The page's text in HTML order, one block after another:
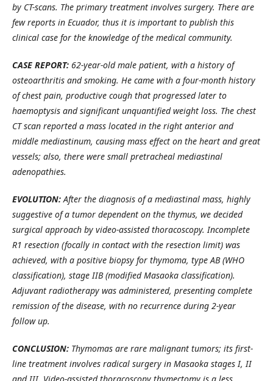
by CT-scans. The primary treatment involves surgery. There are
few reports in Ecuador, thus it is important to publish this
clinical case for the knowledge of the medical community.
CASE REPORT: 62-year-old male patient, with a history of
osteoarthritis and smoking. He came with a four-month history
of chest pain, productive cough that progressed later to
haemoptysis and significant unquantified weight loss. The chest
CT scan reported a mass located in the right anterior and
middle mediastinum, causing mass effect on the heart and great
vessels; also, there were small pretracheal mediastinal
adenopathies.
EVOLUTION:After the diagnosis of a mediastinal mass, highly
suggestive of a tumor dependent on the thymus, we decided
surgical approach by video-assisted thoracoscopy. Incomplete
R1 resection (focally in contact with the resection limit) was
achieved, with a positive biopsy for thymoma, type AB (WHO
classification), stage IIB (modified Masaoka classification).
Adjuvant radiotherapy was administered, presenting complete
remission of the disease, with no recurrence during 2-year
follow up.
CONCLUSION: Thymomas are rare malignant tumors; its first-
line treatment involves radical surgery in Masaoka stages I, II